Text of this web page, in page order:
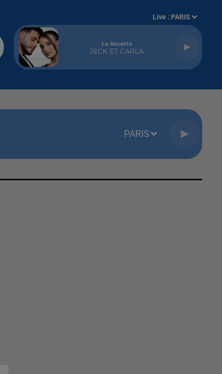
Live : PARIS
La Recette
JECK ET CARLA
PARIS